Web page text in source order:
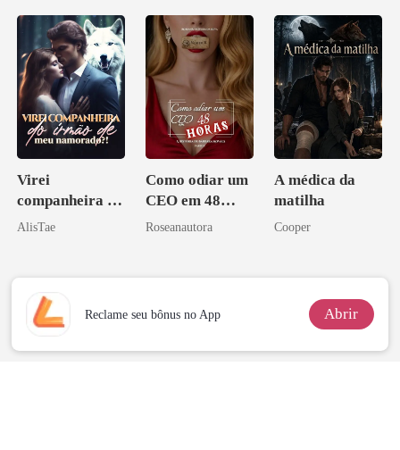
Veja-me Brilhar
Virei
companheira do
irmão de meu
AlisTae
Como odiar um
CEO em 48
horas
Roseanautora
A médica da
matilha
Cooper
Reclame seu bônus no App Abrir